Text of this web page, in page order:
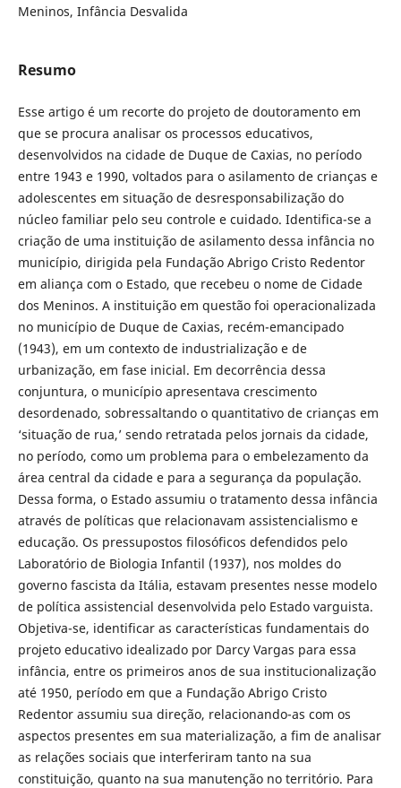
Meninos, Infância Desvalida
Resumo
Esse artigo é um recorte do projeto de doutoramento em
que se procura analisar os processos educativos,
desenvolvidos na cidade de Duque de Caxias, no período
entre 1943 e 1990, voltados para o asilamento de crianças e
adolescentes em situação de desresponsabilização do
núcleo familiar pelo seu controle e cuidado. Identifica-se a
criação de uma instituição de asilamento dessa infância no
município, dirigida pela Fundação Abrigo Cristo Redentor
em aliança com o Estado, que recebeu o nome de Cidade
dos Meninos. A instituição em questão foi operacionalizada
no município de Duque de Caxias, recém-emancipado
(1943), em um contexto de industrialização e de
urbanização, em fase inicial. Em decorrência dessa
conjuntura, o município apresentava crescimento
desordenado, sobressaltando o quantitativo de crianças em
‘situação de rua,’ sendo retratada pelos jornais da cidade,
no período, como um problema para o embelezamento da
área central da cidade e para a segurança da população.
Dessa forma, o Estado assumiu o tratamento dessa infância
através de políticas que relacionavam assistencialismo e
educação. Os pressupostos filosóficos defendidos pelo
Laboratório de Biologia Infantil (1937), nos moldes do
governo fascista da Itália, estavam presentes nesse modelo
de política assistencial desenvolvida pelo Estado varguista.
Objetiva-se, identificar as características fundamentais do
projeto educativo idealizado por Darcy Vargas para essa
infância, entre os primeiros anos de sua institucionalização
até 1950, período em que a Fundação Abrigo Cristo
Redentor assumiu sua direção, relacionando-as com os
aspectos presentes em sua materialização, a fim de analisar
as relações sociais que interferiram tanto na sua
constituição, quanto na sua manutenção no território. Para